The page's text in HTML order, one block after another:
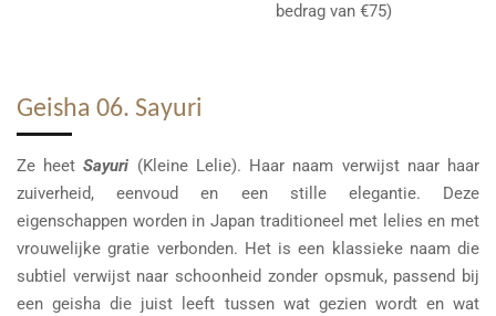
bedrag van €75)
Geisha 06. Sayuri
Ze heetSayuri (Kleine Lelie). Haar naam verwijst naar haar
zuiverheid, eenvoud en een stille elegantie. Deze
eigenschappen worden in Japan traditioneel met lelies en met
vrouwelijke gratie verbonden. Het is een klassieke naam die
subtiel verwijst naar schoonheid zonder opsmuk, passend bij
een geisha die juist leeft tussen wat gezien wordt en wat